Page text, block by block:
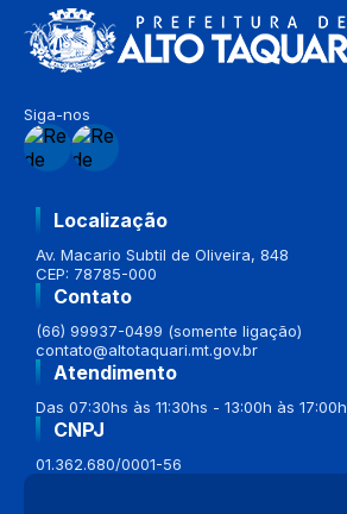
Siga-nos
Localização
Av. Macario Subtil de Oliveira, 848
CEP: 78785-000
Contato
(66) 99937-0499 (somente ligação)
contato@altotaquari.mt.gov.br
Atendimento
Das 07:30hs às 11:30hs - 13:00h às 17:00h
CNPJ
01.362.680/0001-56